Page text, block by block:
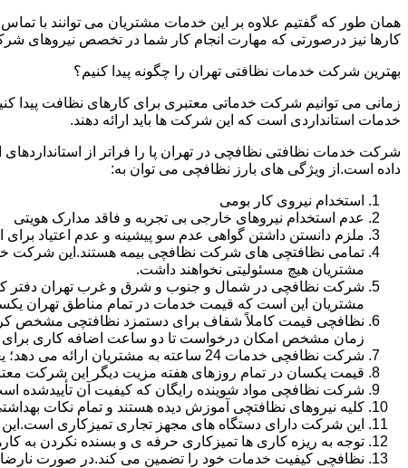
همان طور که گفتیم علاوه بر این خدمات مشتریان می توانند با
کارها نیز درصورتی که مهارت انجام کار شما در تخصص نیروهای
بهترین شرکت خدمات نظافتی تهران را چگونه پیدا کنیم؟
زمانی می توانیم شرکت خدماتی معتبری برای کارهای نظافت
خدمات استانداردی است که این شرکت ها باید ارائه دهند.
شرکت خدمات نظافتی نظافچی در تهران پا را فراتر از
داده است.از ویژگی های بارز نظافچی می توان به:
استخدام نیروی کار بومی
عدم استخدام نیروهای خارجی بی تجربه و فاقد مدارک هویتی
ملزم دانستن داشتن گواهی عدم سو پیشینه و عدم اعتیاد برای
تمامی نظافتچی های شرکت نظافچی بیمه هستند.این شرکت خود
مشتریان هیچ مسئولیتی نخواهند داشت.
شرکت نظافچی در شمال و جنوب و شرق و غرب تهران دفتر کار
مشتریان این است که قیمت خدمات در تمام مناطق تهران
زمان مشخص امکان درخواست تا دو ساعت اضافه کاری برای
شرکت نظافچی خدمات 24 ساعته به مشتریان ارائه می دهد؛ یعنی نیازی نیست برای تمیز کردن منزل یا شرکت حتماً در ساعت کاری درخواست نظافتچی بدهید.
قیمت یکسان در تمام روزهای هفته مزیت دیگر این شرکت
شرکت نظافچی مواد شوینده رایگان که کیفیت آن تأییدشده
کلیه نیروهای نظافتچی آموزش دیده هستند و تمام نکات
این شرکت دارای دستگاه های مجهز تجاری تمیزکاری
توجه به ریزه کاری ها تمیزکاری حرفه ی و بسنده نکردن به
نظافچی کیفیت خدمات خود را تضمین می کند.در صورت